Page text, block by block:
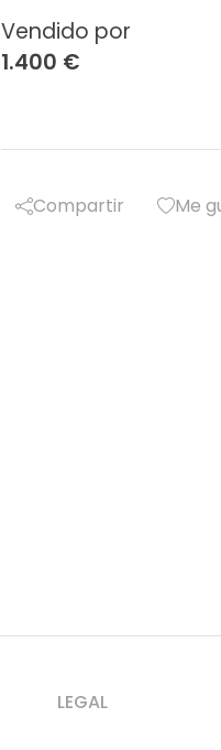
Vendido por
1.400 €
Compartir Me
LEGAL